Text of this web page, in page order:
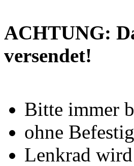
ACHTUNG:
versendet!
Bitte immer
ohne
Lenkrad